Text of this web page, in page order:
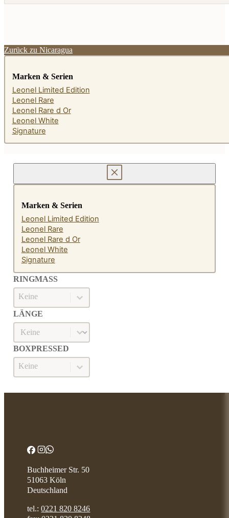
Zurück zu Nicaragua
Marken & Serien
Leonel Limited Edition
Leonel Rare
Leonel Rare d Or
Leonel White
Signature
Marken & Serien
Leonel Limited Edition
Leonel Rare
Leonel Rare d Or
Leonel White
Signature
RINGMASS
RINGMASS
Ringmaß
LÄNGE
LÄNGE
Länge
BOXPRESSED
BOXPRESSED
Boxpressed
Buchheimer Str. 50
51063 Köln
Deutschland
tel.:0221 820 8246